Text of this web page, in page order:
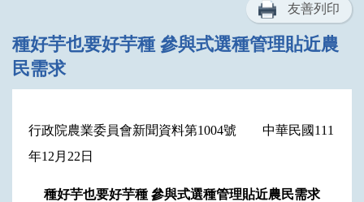
友善列印
種好芋也要好芋種 參與式選種管理貼近農
民需求
行政院農業委員會新聞資料第1004號 中華民國111
年12月22日
種好芋也要好芋種 參與式選種管理貼近農民需求